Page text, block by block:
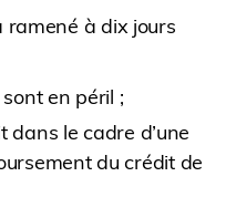
ramené à dix jours
en péril ;
dans le cadre d’une
du crédit de